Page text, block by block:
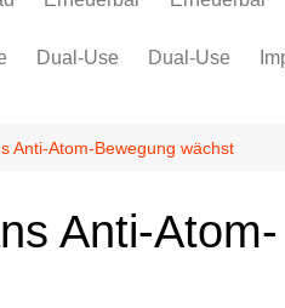
Dual-Use Dual-Use
Anti-Atom-Bewegung wächst
Anti-Atom-